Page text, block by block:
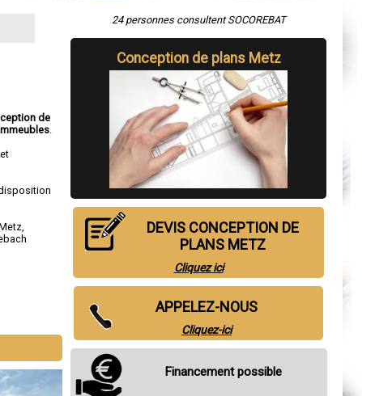
de
.
,
24 personnes consultent SOCOREBAT
Conception de plans Metz
DEVIS CONCEPTION DE
PLANS METZ
Cliquez ici
APPELEZ-NOUS
Cliquez-ici
Financement possible